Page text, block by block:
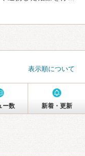
表示順について
ー数 新着・更新